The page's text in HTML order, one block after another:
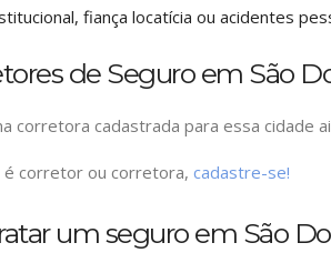
fiança locatícia ou acidentes
de Seguro em São
corretora cadastrada para essa cidade
é corretor ou corretora, cadastre-se!
um seguro em São